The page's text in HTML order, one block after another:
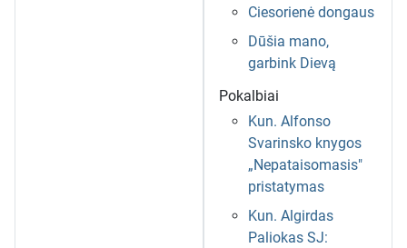
Ciesorienė dongaus
Dūšia mano,
garbink Dievą
Pokalbiai
Kun. Alfonso
Svarinsko knygos
„Nepataisomasis"
pristatymas
Kun. Algirdas
Paliokas SJ: